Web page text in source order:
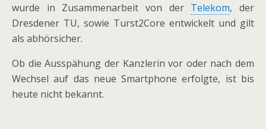
wurde in Zusammenarbeit von der Telekom, der
Dresdener TU, sowie Turst2Core entwickelt und gilt
als abhörsicher.
Ob die Ausspähung der Kanzlerin vor oder nach dem
Wechsel auf das neue Smartphone erfolgte, ist bis
heute nicht bekannt.